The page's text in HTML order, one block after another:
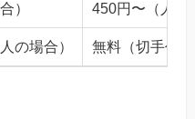
） 450円〜（人数
の場合） 無料（切手代